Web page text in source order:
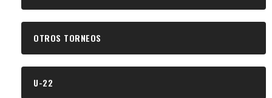
OTROS TORNEOS
U-22